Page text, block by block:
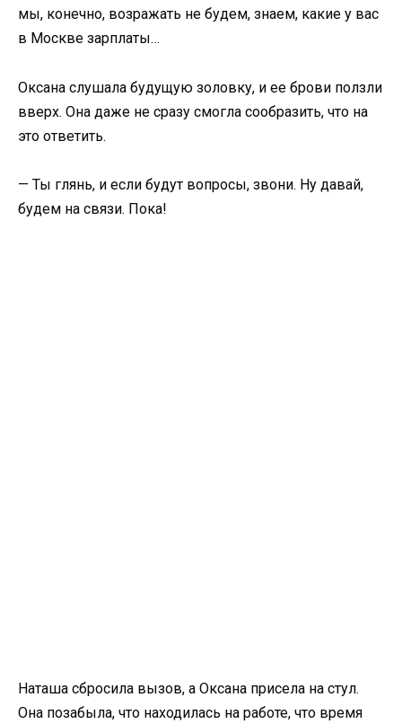
мы, конечно, возражать не будем, знаем, какие у вас
в Москве зарплаты…
Оксана слушала будущую золовку, и ее брови ползли
вверх. Она даже не сразу смогла сообразить, что на
это ответить.
— Ты глянь, и если будут вопросы, звони. Ну давай,
будем на связи. Пока!
Наташа сбросила вызов, а Оксана присела на стул.
Она позабыла, что находилась на работе, что время